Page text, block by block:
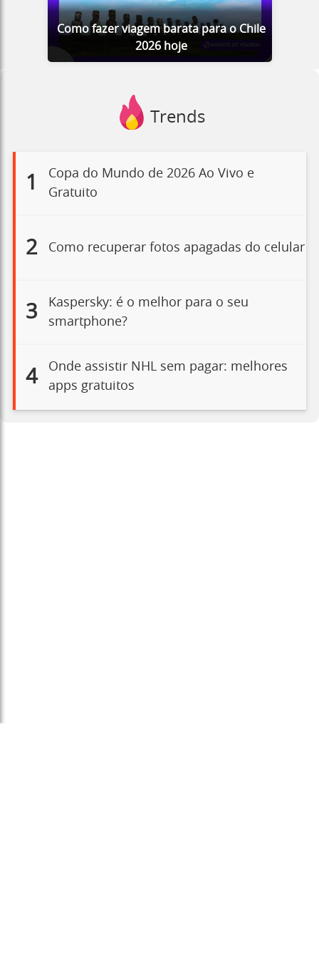
Como fazer viagem barata para o Chile
2026 hoje
Trends
1
Copa do Mundo de 2026 Ao Vivo e
Gratuito
2 Como recuperar fotos apagadas do celular
3
Kaspersky: é o melhor para o seu
smartphone?
4
Onde assistir NHL sem pagar: melhores
apps gratuitos